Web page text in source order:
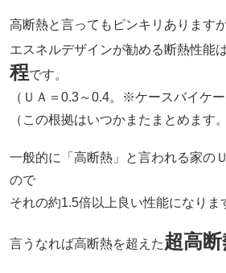
高断熱と言ってもピンキリありますが
エスネルデザインが勧める断熱性能
程です。
（ＵＡ＝0.3～0.4。※ケースバイケー
（この根拠はいつかまたまとめます。
一般的に「高断熱」と言われる家の
ので
それの約1.5倍以上良い性能になりま
言うなれば高断熱を超えた超高